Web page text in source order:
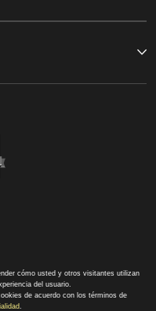
cómo usted y otros visitantes utilizan
del usuario.
de acuerdo con los términos de